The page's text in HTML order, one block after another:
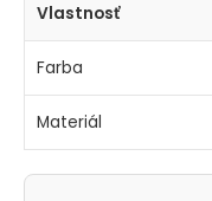
Vlastnosť
Farba
Materiál